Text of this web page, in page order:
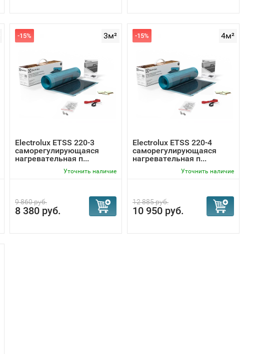
3м²
-15%
Electrolux ETSS 220-3
саморегулирующаяся
нагревательная п...
Уточнить наличие
9 860 руб.
8 380 руб.
4м²
-15%
Electrolux ETSS 220-4
саморегулирующаяся
нагревательная п...
Уточнить наличие
12 885 руб.
10 950 руб.